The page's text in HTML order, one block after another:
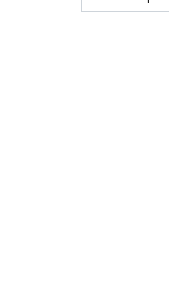
рубрики